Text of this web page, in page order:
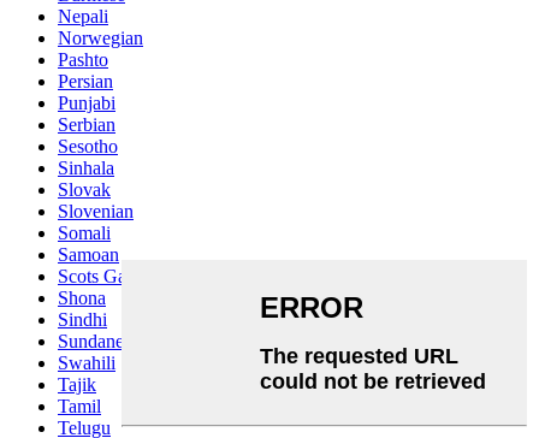
Nepali
Norwegian
Pashto
Persian
Punjabi
Serbian
Sesotho
Sinhala
Slovak
Slovenian
Somali
Samoan
Scots Gaelic
Shona
Sindhi
Sundanese
Swahili
Tajik
Tamil
Telugu